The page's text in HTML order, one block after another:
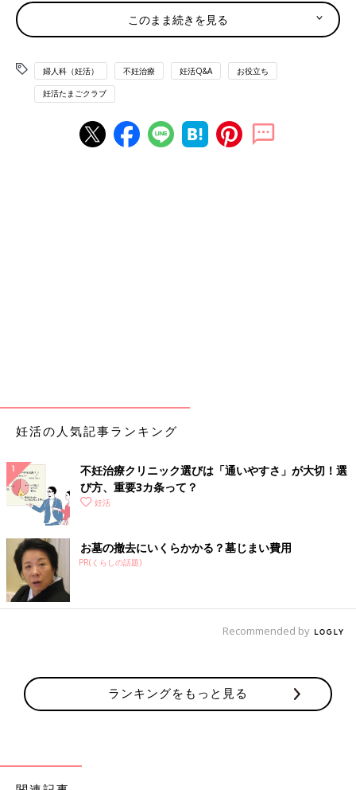
【A】半年程度を目安に。
避妊をせずに定期的にセックスをしていて、女性が35才未満だと
半年、35才以上で３カ月たって妊娠しなければ、受診を考えたほ
うがいいでしょう。１年たっても妊娠しない場合は、不妊症と定
【Q2】まずはどんな治療からスタートしますか？
療を選択するかにもよるので、それはだれにもわかりません。ま
み合わせ、バランスの問題になります。
【Q4】治療は痛いですか？
【A】痛みの感覚には個人差が。
「痛い」と感じるかどうかは人によって異なります。クリニック
としては、できるだけ痛みを伴わないように、麻酔を使うなどの
配慮をして治療を行っています。心配な場合は、検査や手術の前
に医師に相談するといいでしょう。
【Q5】独身でも卵子の冷凍保存はできますか？
【A】独身でも可能な場合も。
卵子の凍結に関しては、考え方が分かれるところでもあり、当ク
理されセキュリティの整った培養室内で行われています。
このまま続きを見る
婦人科（妊活） 不妊治療 妊活Q&A お役立ち
妊活たまごクラブ
妊活の人気記事ランキング
不妊治療クリニック選びは「通いやすさ」が大切！選
び方、重要3カ条って？
妊活
お墓の撤去にいくらかかる？墓じまい費用
PR(くらしの話題)
Recommended by
ランキングをもっと見る